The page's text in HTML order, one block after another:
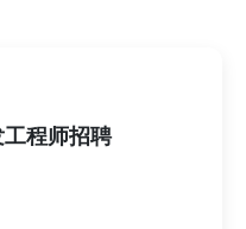
程师招聘